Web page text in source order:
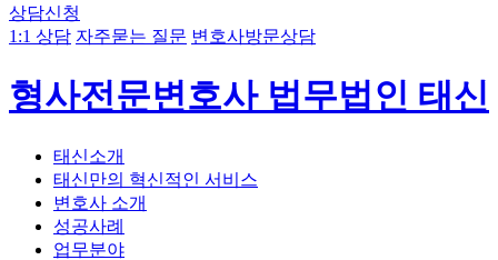
상담신청
1:1 상담 자주묻는 질문 변호사방문상담
형사전문변호사 법무법인 태신
태신소개
태신만의 혁신적인 서비스
변호사 소개
성공사례
업무분야